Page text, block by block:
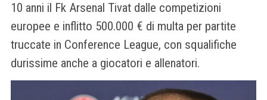
10 anni il Fk Arsenal Tivat dalle competizioni
europee e inflitto 500.000 € di multa per partite
truccate in Conference League, con squalifiche
durissime anche a giocatori e allenatori.